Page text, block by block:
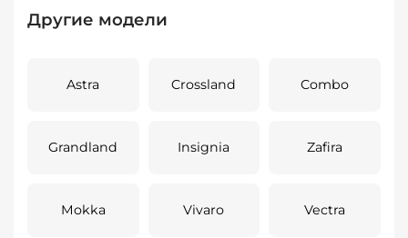
Другие модели
Astra Crossland Combo
Grandland Insignia Zafira
Mokka Vivaro Vectra